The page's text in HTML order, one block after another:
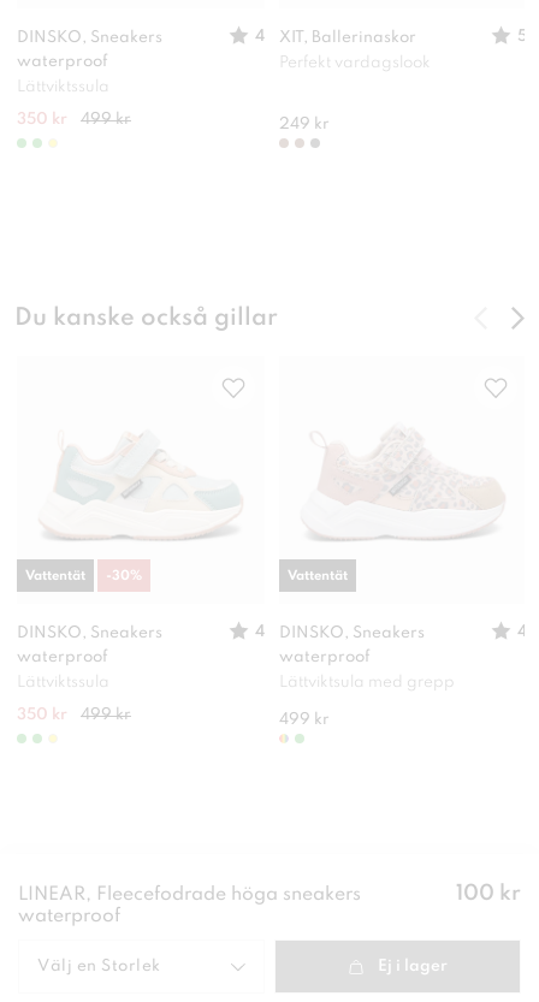
DINSKO, Sneakers
waterproof
4
Lättviktssula
350 kr 499 kr
XIT, Ballerinaskor
5
Perfekt vardagslook
249 kr
Du kanske också gillar
DINSKO, Sneakers
waterproof
4
Lättviktssula
350 kr 499 kr
Vattentät -30%
DINSKO, Sneakers
waterproof
4
Lättviktsula med grepp
499 kr
Vattentät
LINEAR, Fleecefodrade höga sneakers
waterproof
Pris:
100 kr
Välj en Storlek Ej i lager